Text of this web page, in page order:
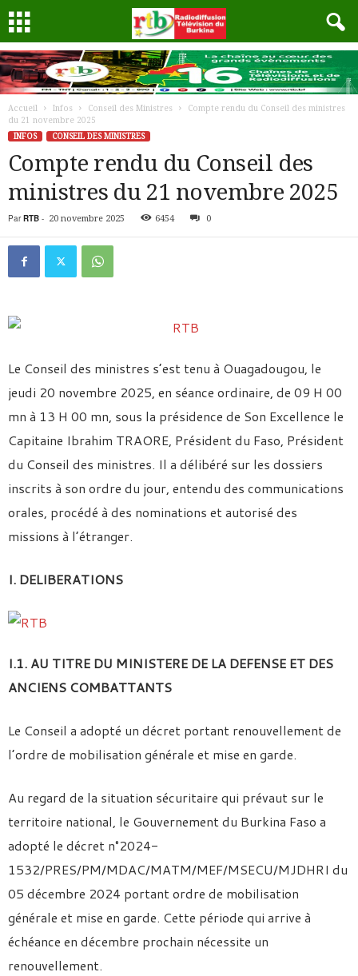
Accueil Infos Conseil des Ministres
Compte rendu du Conseil des ministres
du 21 novembre 2025
INFOS
CONSEIL DES MINISTRES
Compte rendu du Conseil des
ministres du 21 novembre 2025
Par RTB - 20 novembre 2025 6454 0
Le Conseil des ministres s’est tenu à Ouagadougou, le
jeudi 20 novembre 2025, en séance ordinaire, de 09 H 00
mn à 13 H 00 mn, sous la présidence de Son Excellence le
Capitaine Ibrahim TRAORE, Président du Faso, Président
du Conseil des ministres. Il a délibéré sur les dossiers
inscrits à son ordre du jour, entendu des communications
orales, procédé à des nominations et autorisé des
missions à l’étranger.
I. DELIBERATIONS
I.1. AU TITRE DU MINISTERE DE LA DEFENSE ET DES
ANCIENS COMBATTANTS
Le Conseil a adopté un décret portant renouvellement de
l’ordre de mobilisation générale et mise en garde.
Au regard de la situation sécuritaire qui prévaut sur le
territoire national, le Gouvernement du Burkina Faso a
adopté le décret n°2024-
1532/PRES/PM/MDAC/MATM/MEF/MSECU/MJDHRI du
05 décembre 2024 portant ordre de mobilisation
générale et mise en garde. Cette période qui arrive à
échéance en décembre prochain nécessite un
renouvellement.